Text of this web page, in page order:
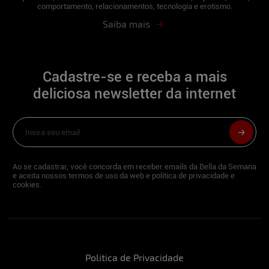
momentos de lazer é tomar sol. Sou uma
garota de bem com a vida e muito
Positiva, misteriosa e feminina.
Além de ser modelo, você tem alguma
outra profissão?
Trabalho com Mídias Sociais.
Quando o assunto é futebol, torce para
Corinthians.
Pratica algum esporte?
comportamento, relacionamentos, tecnologia e erotismo.
Saiba mais
Politica de Privacidade
Cadastre-se e receba a mais
deliciosa newsletter da internet
Ao se cadastrar, você concorda em receber emails da Bella da Semana
e aceita nossos termos de uso da web e política de privacidade e
cookies.